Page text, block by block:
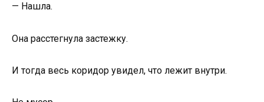
— Нашла.
Она расстегнула застежку.
И тогда весь коридор увидел, что лежит внутри.